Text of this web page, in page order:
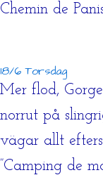
Chemin de
18/6 Torsdag
Mer flod,
norrut på
vägar allt
”Camping de